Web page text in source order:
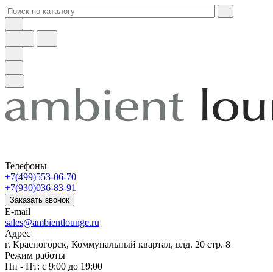
Телефоны
+7(499)553-06-70
+7(930)036-83-91
Заказать звонок
E-mail
sales@ambientlounge.ru
Адрес
г. Красногорск, Коммунальный квартал, влд. 20 стр. 8
Режим работы
Пн - Пт: с 9:00 до 19:00